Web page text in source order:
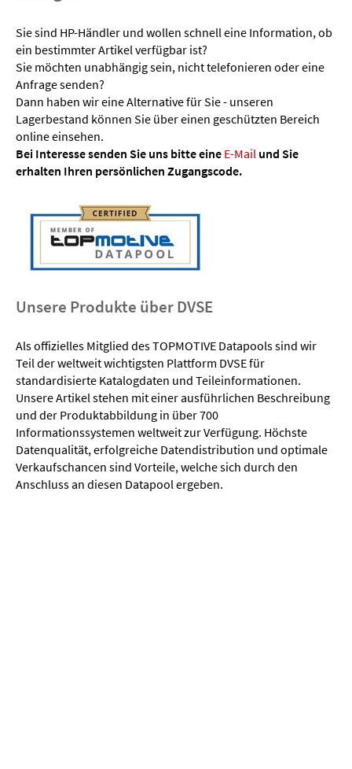
Sie sind HP-Händler und wollen schnell eine Information, ob
ein bestimmter Artikel verfügbar ist?
Sie möchten unabhängig sein, nicht telefonieren oder eine
Anfrage senden?
Dann haben wir eine Alternative für Sie - unseren
Lagerbestand können Sie über einen geschützten Bereich
online einsehen.
Bei Interesse senden Sie uns bitte eine E-Mail und Sie
erhalten Ihren persönlichen Zugangscode.
Unsere Produkte über DVSE
Als offizielles Mitglied des TOPMOTIVE Datapools sind wir
Teil der weltweit wichtigsten Plattform DVSE für
standardisierte Katalogdaten und Teileinformationen.
Unsere Artikel stehen mit einer ausführlichen Beschreibung
und der Produktabbildung in über 700
Informationssystemen weltweit zur Verfügung. Höchste
Datenqualität, erfolgreiche Datendistribution und optimale
Verkaufschancen sind Vorteile, welche sich durch den
Anschluss an diesen Datapool ergeben.